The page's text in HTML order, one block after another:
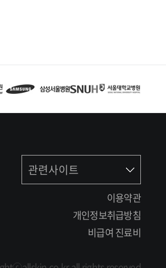
관련사이트
이용약관
개인정보취급방침
비급여 진료비